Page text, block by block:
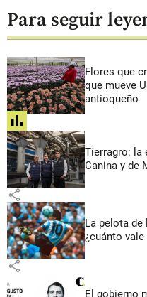
Para seguir
Flores que
que mueve
antioqueño
share
Tierragro: la
Canina y de
share
La pelota de
¿cuánto
share
El gobierno